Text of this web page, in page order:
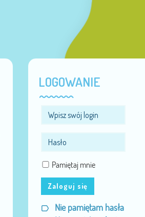
LOGOWANIE
Pamiętaj mnie
Zaloguj się
Nie pamiętam hasła